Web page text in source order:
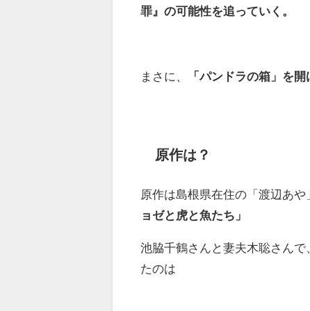
罪』の可能性を追っていく。
まさに、 「パンドラの箱」を
原作は？
原作は島根県在住の「渡辺あ
ョゼと虎と魚たち」
池脇千鶴さんと妻夫木聡さんで
たのは